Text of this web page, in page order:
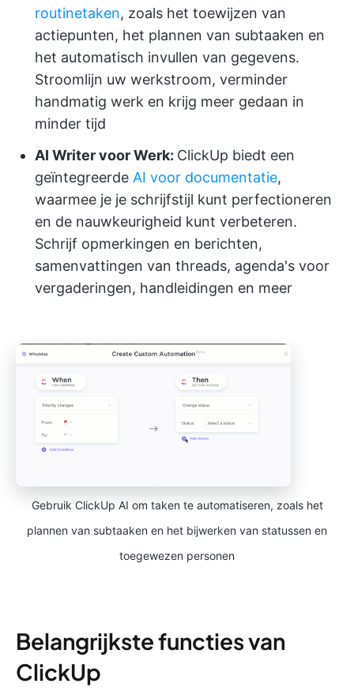
routinetaken, zoals het toewijzen van
actiepunten, het plannen van subtaaken en
het automatisch invullen van gegevens.
Stroomlijn uw werkstroom, verminder
handmatig werk en krijg meer gedaan in
minder tijd
AI Writer voor Werk: ClickUp biedt een
geïntegreerde AI voor documentatie,
waarmee je je schrijfstijl kunt perfectioneren
en de nauwkeurigheid kunt verbeteren.
Schrijf opmerkingen en berichten,
samenvattingen van threads, agenda's voor
vergaderingen, handleidingen en meer
Gebruik ClickUp AI om taken te automatiseren, zoals het
plannen van subtaaken en het bijwerken van statussen en
toegewezen personen
Belangrijkste functies van
ClickUp